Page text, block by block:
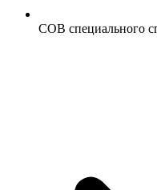
COB специального